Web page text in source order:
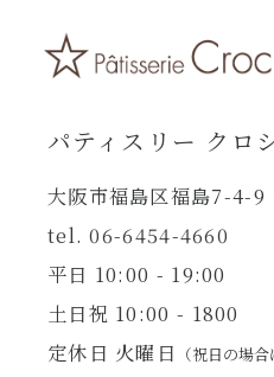
パティスリー クロ
大阪市福島区福島7-4-9
tel. 06-6454-4660
平日 10:00 - 19:00
土日祝 10:00 - 1800
定休日 火曜日 （祝日の場